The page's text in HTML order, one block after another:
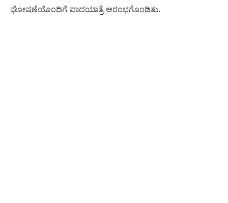
ಘೋಷಣೆಯೊಂದಿಗೆ ಪಾದಯಾತ್ರೆ ಆರಂಭಗೊಂಡಿತು.